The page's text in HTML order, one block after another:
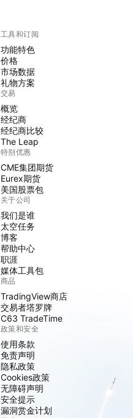
工具和订阅
功能特色
价格
市场数据
礼物方案
交易
概览
经纪商
经纪商比较
The Leap
特别优惠
CME集团期货
Eurex期货
美国股票包
关于公司
我们是谁
太空任务
博客
帮助中心
职涯
媒体工具包
商品
TradingView商店
交易者塔罗牌
C63 TradeTime
政策和安全
使用条款
免责声明
隐私政策
Cookies政策
无障碍声明
安全提示
漏洞赏金计划